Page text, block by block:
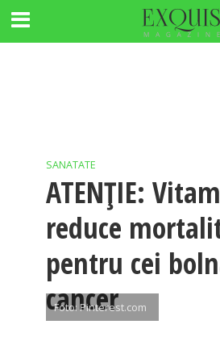
SANATATE
ATENȚIE:
reduce
pentru cei
cancer
Foto: Pinterest.com